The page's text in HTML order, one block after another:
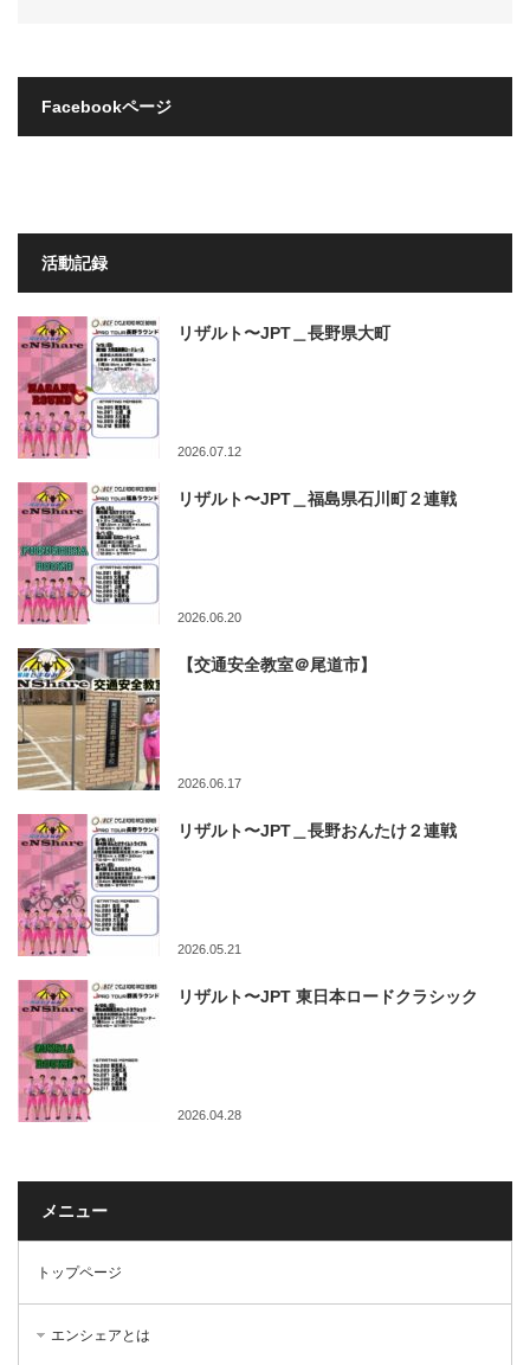
Facebookページ
活動記録
リザルト〜JPT＿長野県大町
2026.07.12
リザルト〜JPT＿福島県石川町２連戦
2026.06.20
【交通安全教室＠尾道市】
2026.06.17
リザルト〜JPT＿長野おんたけ２連戦
2026.05.21
リザルト〜JPT 東日本ロードクラシック
2026.04.28
メニュー
トップページ
エンシェアとは